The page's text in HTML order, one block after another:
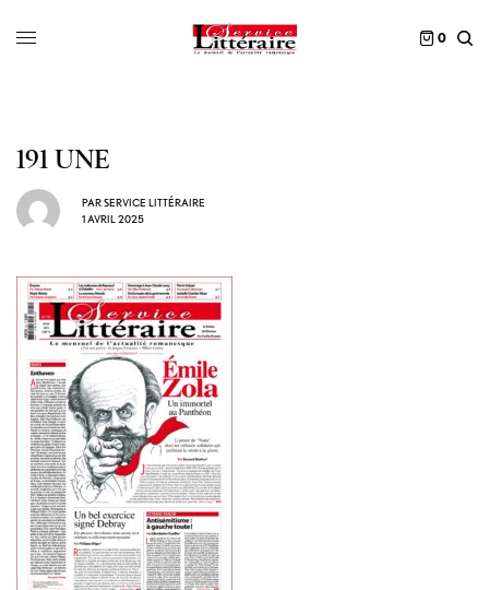
0
191 UNE
PARSERVICE LITTÉRAIRE
1 AVRIL 2025